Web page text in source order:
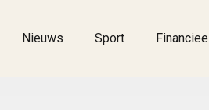
Nieuws Sport Financieel